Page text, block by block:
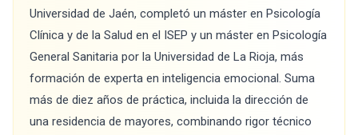
Universidad de Jaén, completó un máster en Psicología
Clínica y de la Salud en el ISEP y un máster en Psicología
General Sanitaria por la Universidad de La Rioja, más
formación de experta en inteligencia emocional. Suma
más de diez años de práctica, incluida la dirección de
una residencia de mayores, combinando rigor técnico